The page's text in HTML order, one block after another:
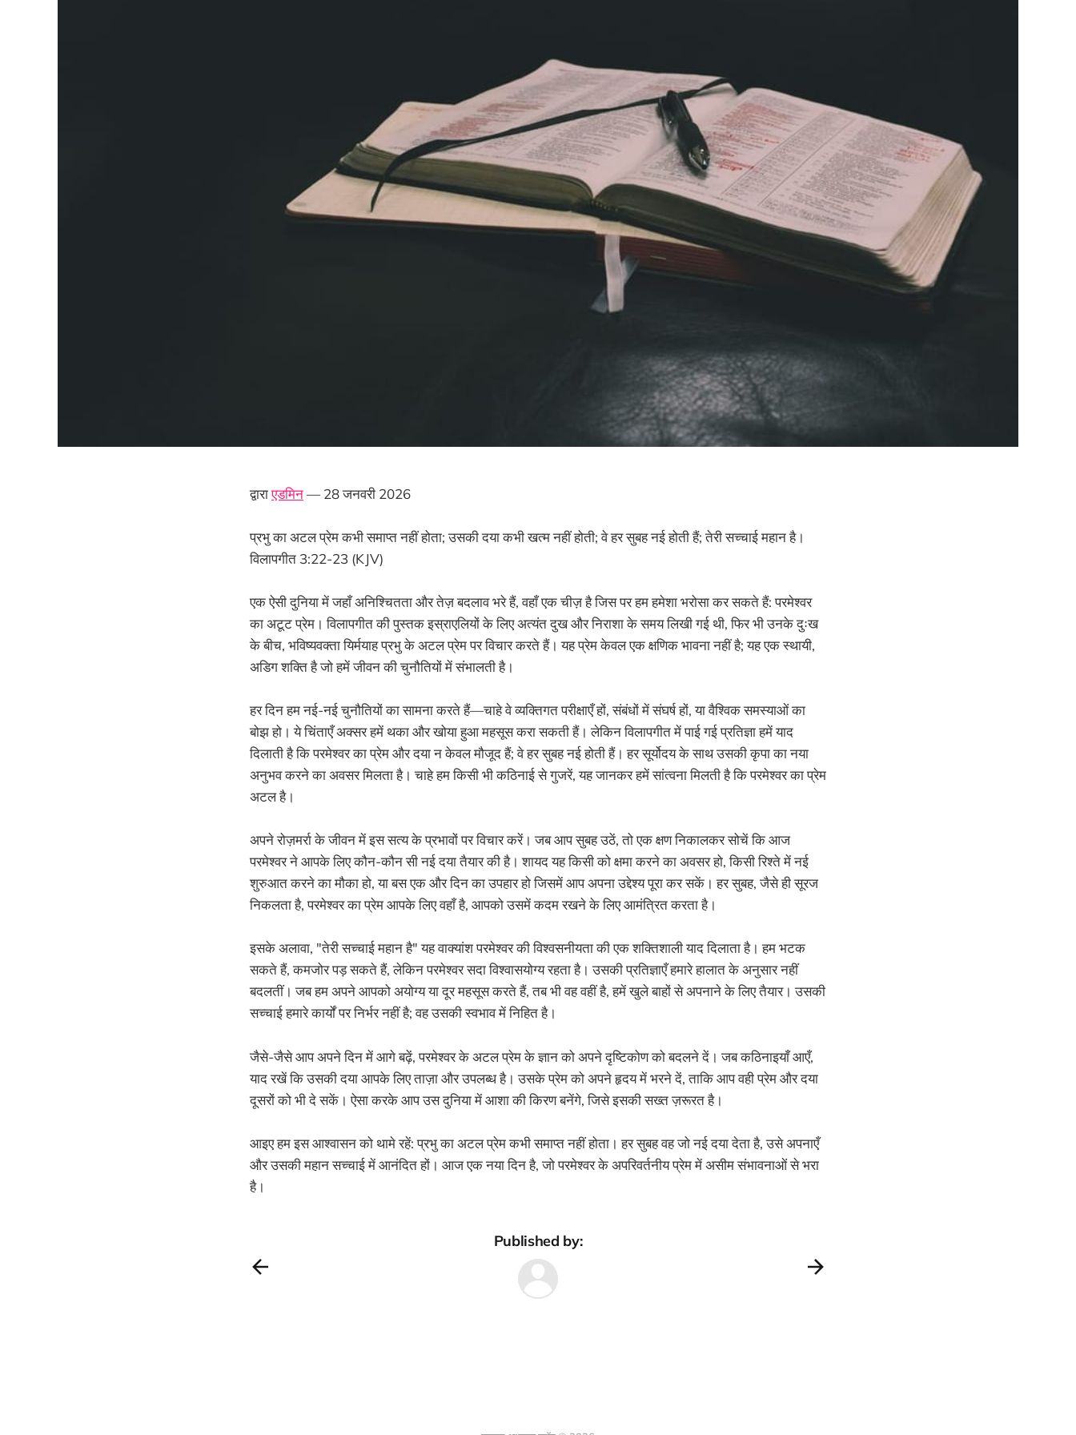
द्वाराएडमिन— 28 जनवरी 2026
प्रभु का अटल प्रेम कभी समाप्त नहीं होता; उसकी दया कभी खत्म नहीं होती; वे हर सुबह नई होती हैं; तेरी सच्चाई महान है।
विलापगीत 3:22-23 (KJV)
एक ऐसी दुनिया में जहाँ अनिश्चितता और तेज़ बदलाव भरे हैं, वहाँ एक चीज़ है जिस पर हम हमेशा भरोसा कर सकते हैं: परमेश्वर
का अटूट प्रेम। विलापगीत की पुस्तक इस्राएलियों के लिए अत्यंत दुख और निराशा के समय लिखी गई थी, फिर भी उनके दुःख
के बीच, भविष्यवक्ता यिर्मयाह प्रभु के अटल प्रेम पर विचार करते हैं। यह प्रेम केवल एक क्षणिक भावना नहीं है; यह एक स्थायी,
अडिग शक्ति है जो हमें जीवन की चुनौतियों में संभालती है।
हर दिन हम नई-नई चुनौतियों का सामना करते हैं—चाहे वे व्यक्तिगत परीक्षाएँ हों, संबंधों में संघर्ष हों, या वैश्विक समस्याओं का
बोझ हो। ये चिंताएँ अक्सर हमें थका और खोया हुआ महसूस करा सकती हैं। लेकिन विलापगीत में पाई गई प्रतिज्ञा हमें याद
दिलाती है कि परमेश्वर का प्रेम और दया न केवल मौजूद हैं; वे हर सुबह नई होती हैं। हर सूर्योदय के साथ उसकी कृपा का नया
अनुभव करने का अवसर मिलता है। चाहे हम किसी भी कठिनाई से गुजरें, यह जानकर हमें सांत्वना मिलती है कि परमेश्वर का प्रेम
अटल है।
अपने रोज़मर्रा के जीवन में इस सत्य के प्रभावों पर विचार करें। जब आप सुबह उठें, तो एक क्षण निकालकर सोचें कि आज
परमेश्वर ने आपके लिए कौन-कौन सी नई दया तैयार की है। शायद यह किसी को क्षमा करने का अवसर हो, किसी रिश्ते में नई
शुरुआत करने का मौका हो, या बस एक और दिन का उपहार हो जिसमें आप अपना उद्देश्य पूरा कर सकें। हर सुबह, जैसे ही सूरज
निकलता है, परमेश्वर का प्रेम आपके लिए वहाँ है, आपको उसमें कदम रखने के लिए आमंत्रित करता है।
इसके अलावा, "तेरी सच्चाई महान है" यह वाक्यांश परमेश्वर की विश्वसनीयता की एक शक्तिशाली याद दिलाता है। हम भटक
सकते हैं, कमजोर पड़ सकते हैं, लेकिन परमेश्वर सदा विश्वासयोग्य रहता है। उसकी प्रतिज्ञाएँ हमारे हालात के अनुसार नहीं
बदलतीं। जब हम अपने आपको अयोग्य या दूर महसूस करते हैं, तब भी वह वहीं है, हमें खुले बाहों से अपनाने के लिए तैयार। उसकी
सच्चाई हमारे कार्यों पर निर्भर नहीं है; वह उसकी स्वभाव में निहित है।
जैसे-जैसे आप अपने दिन में आगे बढ़ें, परमेश्वर के अटल प्रेम के ज्ञान को अपने दृष्टिकोण को बदलने दें। जब कठिनाइयाँ आएँ,
याद रखें कि उसकी दया आपके लिए ताज़ा और उपलब्ध है। उसके प्रेम को अपने हृदय में भरने दें, ताकि आप वही प्रेम और दया
दूसरों को भी दे सकें। ऐसा करके आप उस दुनिया में आशा की किरण बनेंगे, जिसे इसकी सख्त ज़रूरत है।
आइए हम इस आश्वासन को थामे रहें: प्रभु का अटल प्रेम कभी समाप्त नहीं होता। हर सुबह वह जो नई दया देता है, उसे अपनाएँ
और उसकी महान सच्चाई में आनंदित हों। आज एक नया दिन है, जो परमेश्वर के अपरिवर्तनीय प्रेम में असीम संभावनाओं से भरा
है।
Published by: